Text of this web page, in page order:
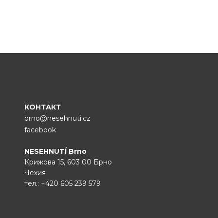
КОНТАКТ
brno@nesehnuti.cz
facebook
NESEHNUTÍ Brno
Крижова 15, 603 00 Брно
Чехия
тел.: +420 605 239 579